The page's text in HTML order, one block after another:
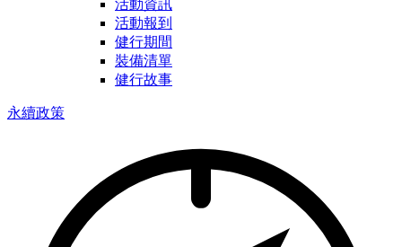
活動資訊
活動報到
健行期間
裝備清單
健行故事
永續政策